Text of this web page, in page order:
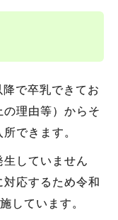
で卒乳できてお
理由等）からそ
できます。
していません
応するため令和
しています。